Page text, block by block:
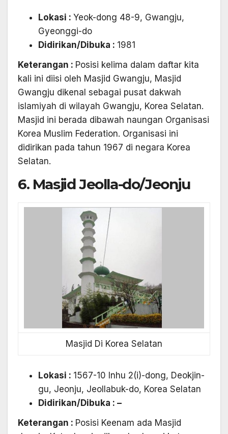
Lokasi : Yeok-dong 48-9, Gwangju,
Gyeonggi-do
Didirikan/Dibuka : 1981
Keterangan : Posisi kelima dalam daftar kita
kali ini diisi oleh Masjid Gwangju, Masjid
Gwangju dikenal sebagai pusat dakwah
islamiyah di wilayah Gwangju, Korea Selatan.
Masjid ini berada dibawah naungan Organisasi
Korea Muslim Federation. Organisasi ini
didirikan pada tahun 1967 di negara Korea
Selatan.
6. Masjid Jeolla-do/Jeonju
Masjid Di Korea Selatan
Lokasi : 1567-10 Inhu 2(i)-dong, Deokjin-
gu, Jeonju, Jeollabuk-do, Korea Selatan
Didirikan/Dibuka : –
Keterangan : Posisi Keenam ada Masjid